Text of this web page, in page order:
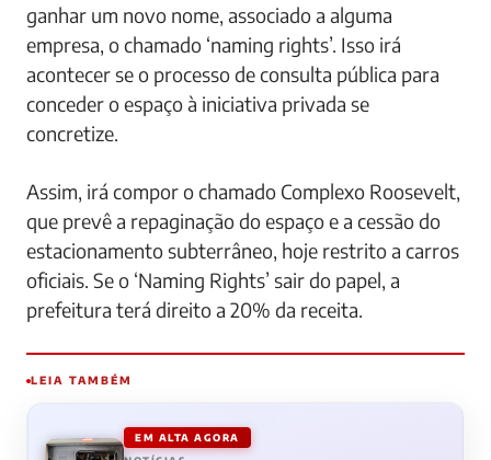
ganhar um novo nome, associado a alguma
empresa, o chamado ‘naming rights’. Isso irá
acontecer se o processo de consulta pública para
conceder o espaço à iniciativa privada se
concretize.
Assim, irá compor o chamado Complexo Roosevelt,
que prevê a repaginação do espaço e a cessão do
estacionamento subterrâneo, hoje restrito a carros
oficiais. Se o ‘Naming Rights’ sair do papel, a
prefeitura terá direito a 20% da receita.
LEIA TAMBÉM
EM ALTA AGORA